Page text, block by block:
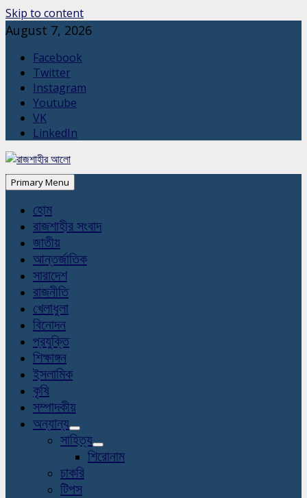
Skip to content
August 7, 2026
Facebook
Twitter
Instagram
Youtube
VK
LinkedIn
Primary Menu
হোম
রাজশাহীর সংবাদ
জাতীয়
আন্তর্জাতিক
সারাদেশ
রাজনীতি
খেলাধুলা
বিনোদন
প্রযুক্তি
শিক্ষাঙ্গন
ইসলামিক
কৃষি
সম্পাদকীয়
অন্যান্য
সাহিত্য
শিরোনাম
চাকরি
টিপস